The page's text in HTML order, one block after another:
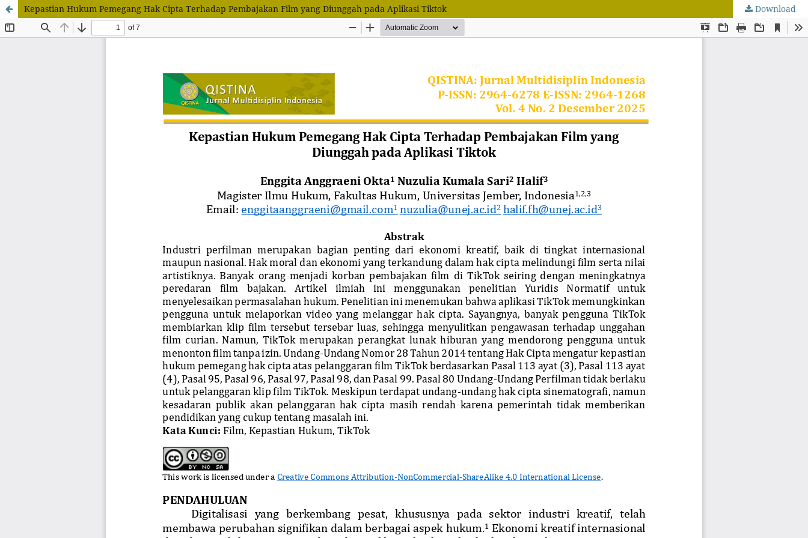
Kepastian Hukum Pemegang Hak Cipta Terhadap Pembajakan Film yang Diunggah pada Aplikasi Tiktok Download